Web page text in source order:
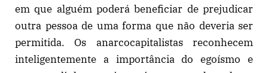
em que alguém poderá beneficiar de prejudicar
outra pessoa de uma forma que não deveria ser
permitida. Os anarcocapitalistas reconhecem
inteligentemente a importância do egoísmo e